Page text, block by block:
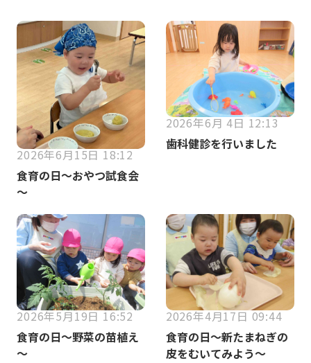
2026年6月15日 18:12
食育の日～おやつ試食会
～
2026年6月 4日 12:13
歯科健診を行いました
2026年5月19日 16:52
食育の日～野菜の苗植え
～
2026年4月17日 09:44
食育の日～新たまねぎの
皮をむいてみよう～